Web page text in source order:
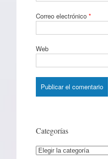
Correo electrónico *
Web
Categorías
Categorías